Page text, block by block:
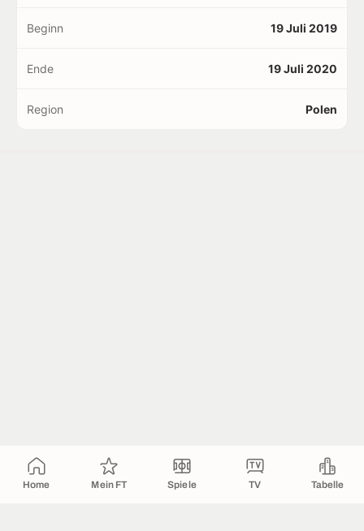
Home Mein FT Spiele TV Tabelle
Beginn 19 Juli 2019
Ende 19 Juli 2020
Region Polen